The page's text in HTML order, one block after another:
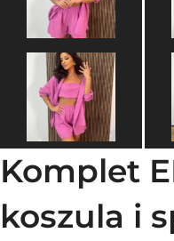
Komplet
koszula i